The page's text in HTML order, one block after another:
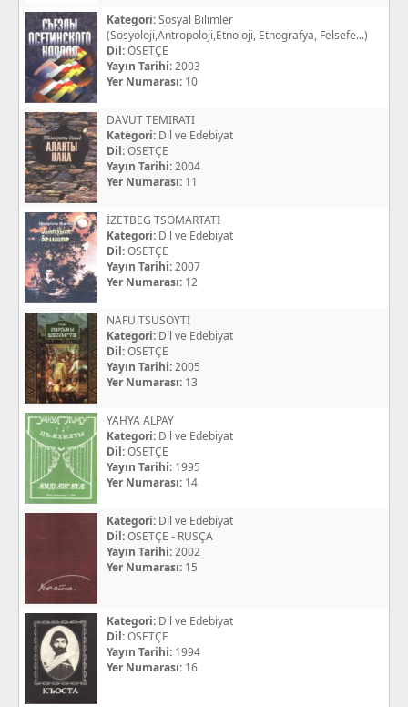
Kategori:Sosyal Bilimler
(Sosyoloji,Antropoloji,Etnoloji, Etnografya, Felsefe...)
Dil:OSETÇE
Yayın Tarihi:2003
Yer Numarası: 10
DAVUT TEMIRATI
Kategori: Dil ve Edebiyat
Dil:OSETÇE
Yayın Tarihi:2004
Yer Numarası: 11
İZETBEG TSOMARTATI
Kategori: Dil ve Edebiyat
Dil:OSETÇE
Yayın Tarihi:2007
Yer Numarası: 12
NAFU TSUSOYTI
Kategori: Dil ve Edebiyat
Dil:OSETÇE
Yayın Tarihi:2005
Yer Numarası: 13
YAHYA ALPAY
Kategori: Dil ve Edebiyat
Dil:OSETÇE
Yayın Tarihi: 1995
Yer Numarası: 14
Kategori: Dil ve Edebiyat
Dil:OSETÇE - RUSÇA
Yayın Tarihi:2002
Yer Numarası: 15
Kategori: Dil ve Edebiyat
Dil:OSETÇE
Yayın Tarihi: 1994
Yer Numarası: 16